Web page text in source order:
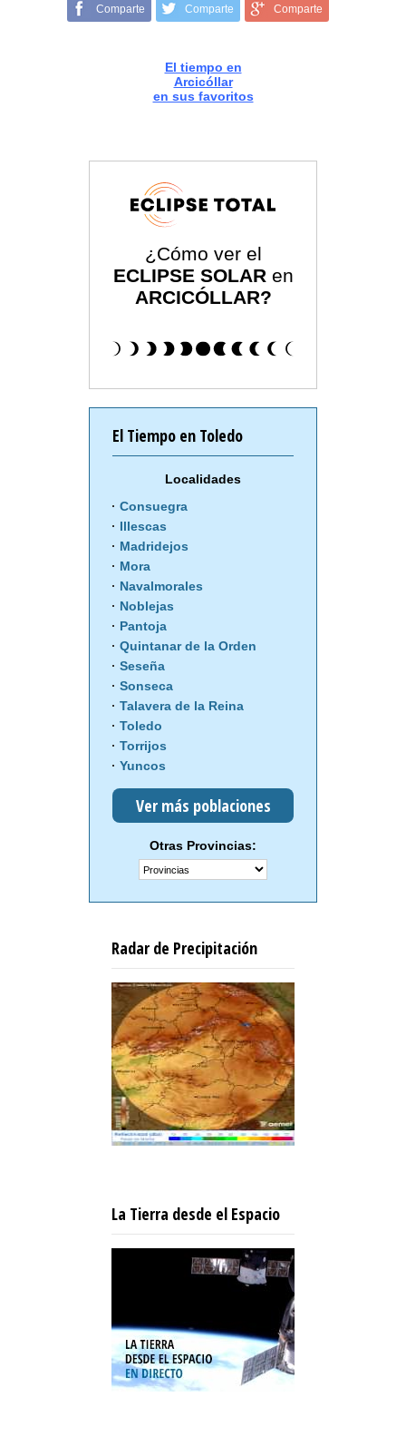
Comparte Comparte Comparte
El tiempo en
Arcicóllar
en sus favoritos
¿Cómo ver el
ECLIPSE SOLAR en
ARCICÓLLAR?
El Tiempo en Toledo
Localidades
Consuegra
Illescas
Madridejos
Mora
Navalmorales
Noblejas
Pantoja
Quintanar de la Orden
Seseña
Sonseca
Talavera de la Reina
Toledo
Torrijos
Yuncos
Ver más poblaciones
Otras Provincias:
Radar de Precipitación
La Tierra desde el Espacio